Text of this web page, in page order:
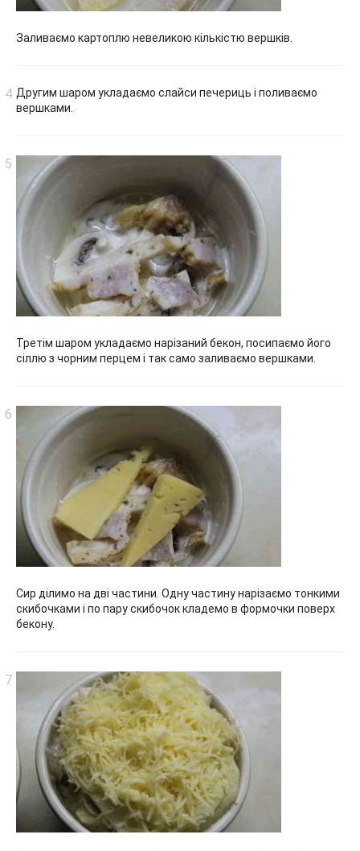
Заливаємо картоплю невеликою кількістю вершків.
Другим шаром укладаємо слайси печериць і поливаємо
вершками.
Третім шаром укладаємо нарізаний бекон, посипаємо його
сіллю з чорним перцем і так само заливаємо вершками.
Сир ділимо на дві частини. Одну частину нарізаємо тонкими
скибочками і по пару скибочок кладемо в формочки поверх
бекону.